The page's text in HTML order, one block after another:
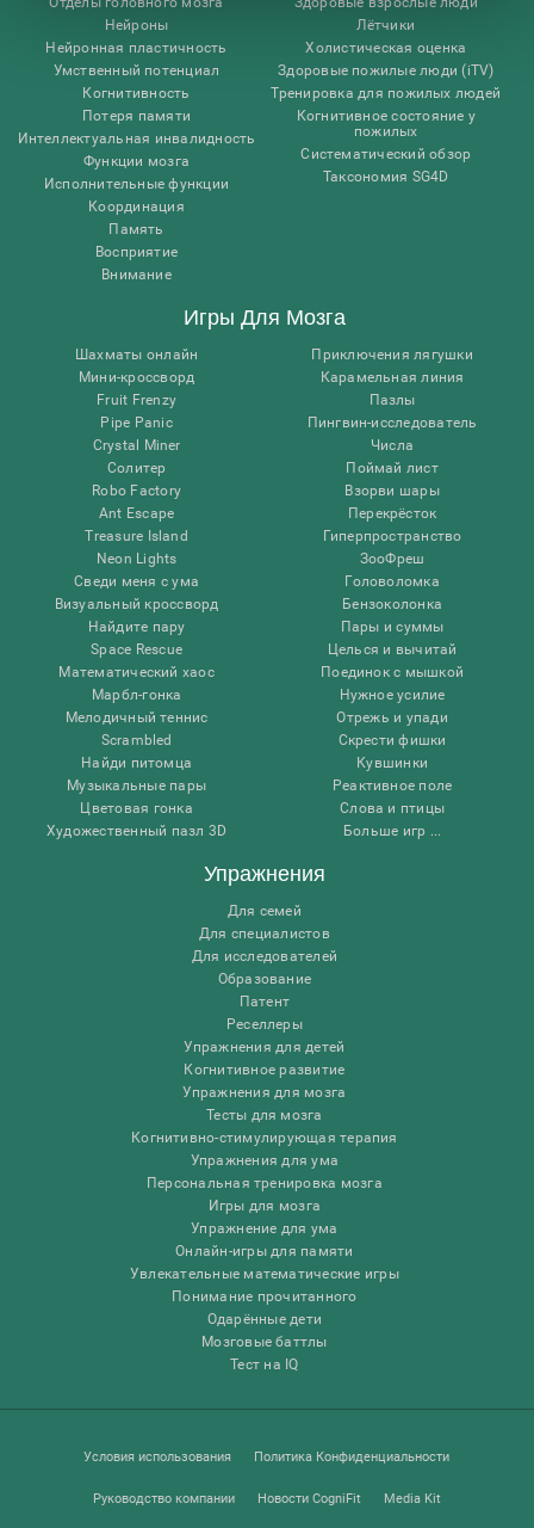
Нейроны
Нейронная пластичность
Умственный потенциал
Когнитивность
Потеря памяти
Интеллектуальная инвалидность
Функции мозга
Исполнительные функции
Координация
Память
Восприятие
Внимание
Лётчики
Холистическая оценка
Здоровые пожилые люди (iTV)
Тренировка для пожилых людей
Когнитивное состояние у
пожилых
Систематический обзор
Таксономия SG4D
Игры Для Мозга
Шахматы онлайн
Мини-кроссворд
Fruit Frenzy
Pipe Panic
Crystal Miner
Солитер
Robo Factory
Ant Escape
Treasure Island
Neon Lights
Сведи меня с ума
Визуальный кроссворд
Найдите пару
Space Rescue
Математический хаос
Марбл-гонка
Мелодичный теннис
Scrambled
Найди питомца
Музыкальные пары
Цветовая гонка
Художественный пазл 3D
Приключения лягушки
Карамельная линия
Пазлы
Пингвин-исследователь
Числа
Поймай лист
Взорви шары
Перекрёсток
Гиперпространство
ЗооФреш
Головоломка
Бензоколонка
Пары и суммы
Целься и вычитай
Поединок с мышкой
Нужное усилие
Отрежь и упади
Скрести фишки
Кувшинки
Реактивное поле
Слова и птицы
Больше игр ...
Упражнения
Для семей
Для специалистов
Для исследователей
Образование
Патент
Реселлеры
Упражнения для детей
Когнитивное развитие
Упражнения для мозга
Тесты для мозга
Когнитивно-стимулирующая терапия
Упражнения для ума
Персональная тренировка мозга
Игры для мозга
Упражнение для ума
Онлайн-игры для памяти
Увлекательные математические игры
Понимание прочитанного
Одарённые дети
Мозговые баттлы
Тест на IQ
Условия использования Политика Конфиденциальности
Руководство компании Новости CogniFit Media Kit